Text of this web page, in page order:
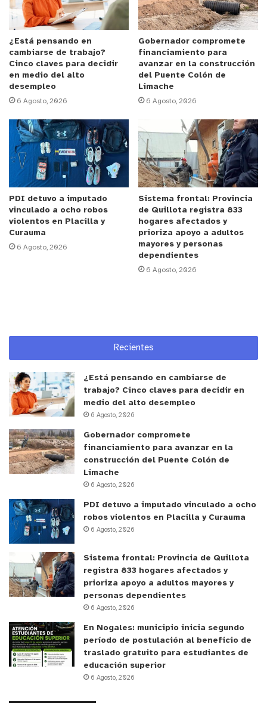
“Como Carabineros condenamos este tipo de
actos, es por ello que invitamos a la comunidad a
realizar las denuncias respectivas en forma
presencial o a través de comisaría virtual”,
enfatizó el Oficial.
El imputado pasará a control de detención en el
tribunal correspondiente durante esta jornada.
¿Está pensando en
cambiarse de trabajo?
Cinco claves para decidir
en medio del alto
desempleo
6 Agosto, 2026
Gobernador compromete
financiamiento para
avanzar en la construcción
del Puente Colón de
Limache
6 Agosto, 2026
PDI detuvo a imputado
vinculado a ocho robos
violentos en Placilla y
Curauma
6 Agosto, 2026
Sistema frontal: Provincia
de Quillota registra 833
hogares afectados y
prioriza apoyo a adultos
mayores y personas
dependientes
6 Agosto, 2026
Recientes
¿Está pensando en cambiarse de
trabajo? Cinco claves para decidir en
medio del alto desempleo
6 Agosto, 2026
Gobernador compromete
financiamiento para avanzar en la
construcción del Puente Colón de
Limache
6 Agosto, 2026
PDI detuvo a imputado vinculado a ocho
robos violentos en Placilla y Curauma
6 Agosto, 2026
Sistema frontal: Provincia de Quillota
registra 833 hogares afectados y
prioriza apoyo a adultos mayores y
personas dependientes
6 Agosto, 2026
En Nogales: municipio inicia segundo
período de postulación al beneficio de
traslado gratuito para estudiantes de
educación superior
6 Agosto, 2026